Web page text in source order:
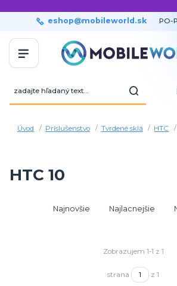
eshop@mobileworld.sk PO-
Úvod Príslušenstvo Tvrdené sklá HTC
HTC 10
Najnovšie Najlacnejšie
Zobrazujem 1-1 z 1
strana z 1